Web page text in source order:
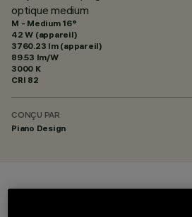
optique medium
M - Medium 16°
42 W (appareil)
3760.23 lm (appareil)
89.53 lm/W
3000 K
CRI 82
CONÇU PAR
Piano Design